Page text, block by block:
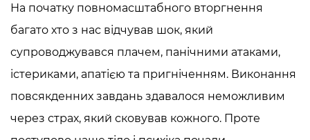
На початку повномасштабного вторгнення
багато хто з нас відчував шок, який
супроводжувався плачем, панічними атаками,
істериками, апатією та пригніченням. Виконання
повсякденних завдань здавалося неможливим
через страх, який сковував кожного. Проте